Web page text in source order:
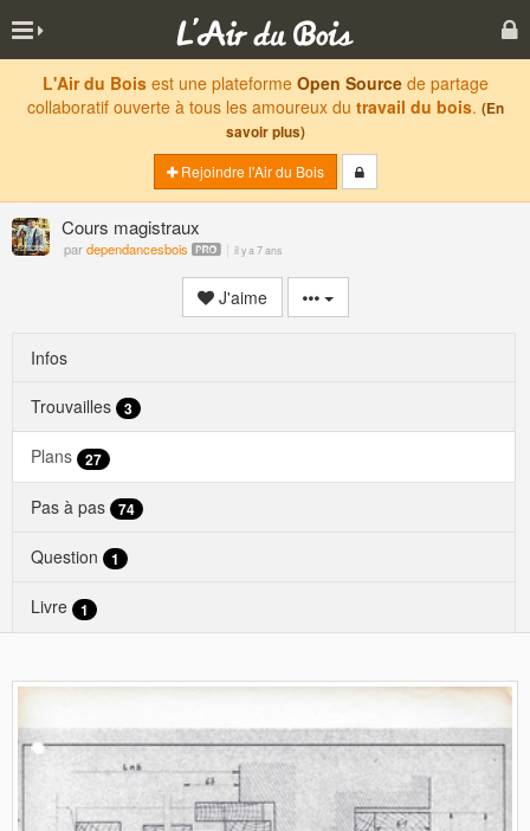
L'Air du Boisest une plateforme Open Sourcede partage
collaboratif ouverte à tous les amoureux du travail du bois. (En
savoir plus)
Rejoindre l'Air du Bois
Cours magistraux
pardependancesbois il y a 7 ans
J'aime
Infos
Trouvailles 3
Plans 27
Pas à pas 74
Question 1
Livre 1